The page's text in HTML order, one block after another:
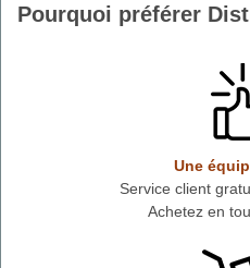
Pourquoi préférer
Une
Service client
Achetez en